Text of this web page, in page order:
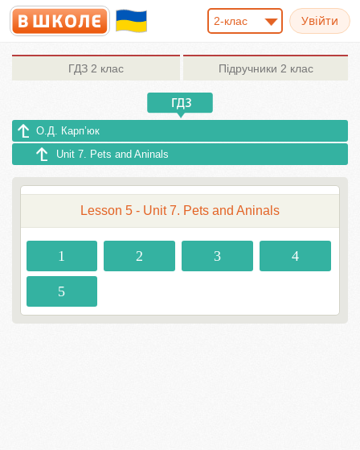
2-клас
ГДЗ 2 клас Підручники 2 клас
О.Д. Карп’юк
Unit 7. Pets and Aninals
Lesson 5 - Unit 7. Pets and Aninals
1 2 3 4
5